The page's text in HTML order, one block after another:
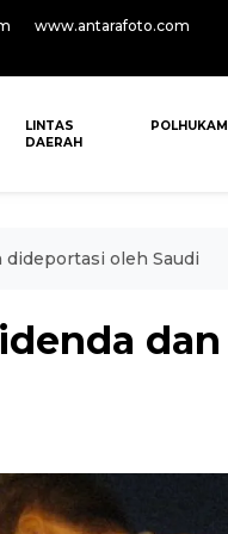
www.antarafoto.com
LINTAS
DAERAH
POLHUKAM
dideportasi oleh Saudi
dan